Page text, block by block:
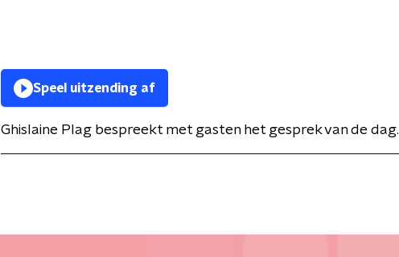
Speel uitzending af
Ghislaine Plag bespreekt met gasten het gesprek van de dag.